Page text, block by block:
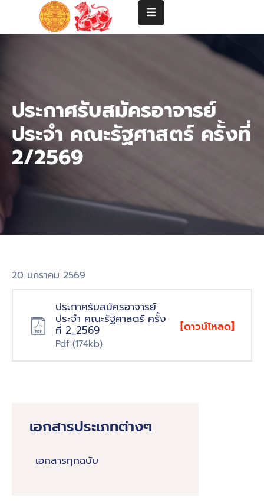
ตรี
ปริญญา
โท-
เอก
บริการ
ร่วม
ประกาศรับสมัครอาจารย์
ประจำ คณะรัฐศาสตร์ ครั้งที่
2/2569
เอกสารประเภทต่างๆ
เอกสารทุกฉบับ
20 มกราคม 2569
ประกาศรับสมัครอาจารย์
ประจำ คณะรัฐศาสตร์ ครั้ง
ที่ 2_2569
Pdf (174kb)
[ดาวน์โหลด]